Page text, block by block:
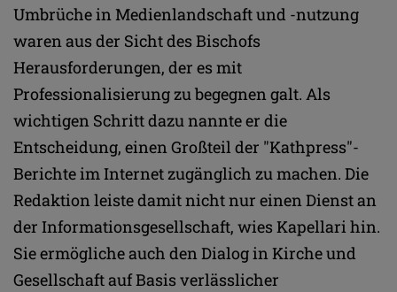
Umbrüche in Medienlandschaft und -nutzung
waren aus der Sicht des Bischofs
Herausforderungen, der es mit
Professionalisierung zu begegnen galt. Als
wichtigen Schritt dazu nannte er die
Entscheidung, einen Großteil der "Kathpress"-
Berichte im Internet zugänglich zu machen. Die
Redaktion leiste damit nicht nur einen Dienst an
der Informationsgesellschaft, wies Kapellari hin.
Sie ermögliche auch den Dialog in Kirche und
Gesellschaft auf Basis verlässlicher